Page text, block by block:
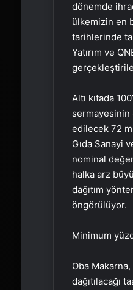
dönemde
ülkemizin en
tarihlerinde
Yatırım ve
Altı kıtada
sermayesinin
edilecek 72
Gıda Sanayi
nominal
halka arz
dağıtım
öngörülüyor.
Minimum
Oba Makarna,
dağıtılacağı